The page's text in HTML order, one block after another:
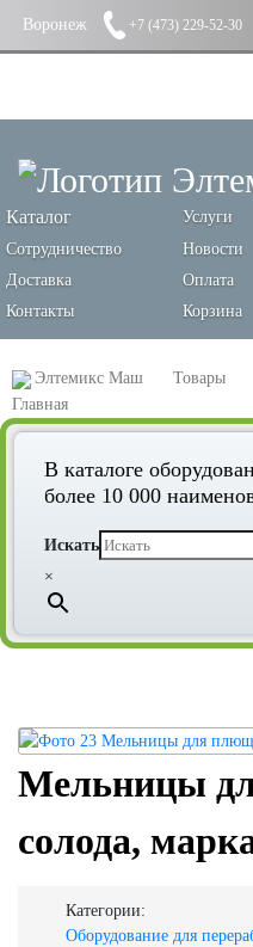
Воронеж +7 (473) 229-52-30
Каталог Услуги
Сотрудничество
Новости
Доставка
Оплата
Контакты
Корзина
Элтемикс Маш Товары
Оборудование для переработки
Плющилки для зерна
Мельницы для плющения
В каталоге
более 10 000
Искать
×
Мельницы
солода,
Категории:
Оборудование для